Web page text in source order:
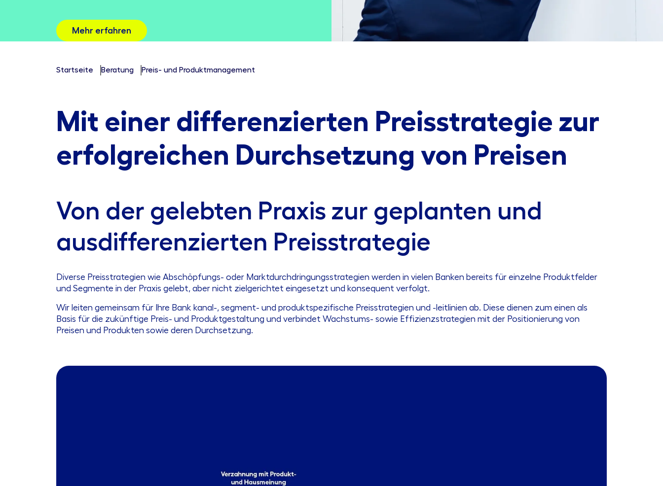
Mehr erfahren
Startseite Beratung Preis- und Produktmanagement
Mit einer differenzierten Preisstrategie zur
erfolgreichen Durchsetzung von Preisen
Von der gelebten Praxis zur geplanten und
ausdifferenzierten Preisstrategie
Diverse Preisstrategien wie Abschöpfungs- oder Marktdurchdringungsstrategien werden in vielen Banken bereits für einzelne Produktfelder
und Segmente in der Praxis gelebt, aber nicht zielgerichtet eingesetzt und konsequent verfolgt.
Wir leiten gemeinsam für Ihre Bank kanal-, segment- und produktspezifische Preisstrategien und -leitlinien ab. Diese dienen zum einen als
Basis für die zukünftige Preis- und Produktgestaltung und verbindet Wachstums- sowie Effizienzstrategien mit der Positionierung von
Preisen und Produkten sowie deren Durchsetzung.